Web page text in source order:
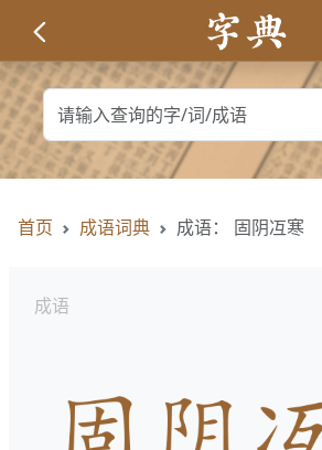
首页 成语词典 成语： 固阴冱寒
成语